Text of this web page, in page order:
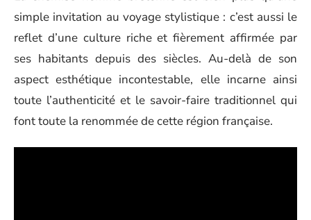
simple invitation au voyage stylistique : c’est aussi le
reflet d’une culture riche et fièrement affirmée par
ses habitants depuis des siècles. Au-delà de son
aspect esthétique incontestable, elle incarne ainsi
toute l’authenticité et le savoir-faire traditionnel qui
font toute la renommée de cette région française.